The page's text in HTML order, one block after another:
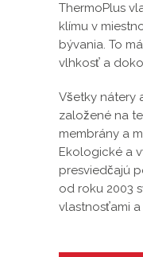
ThermoPlus
klímu v
bývania. To
vlhkosť a
Všetky nátery
založené na
membrány a
Ekologické a
presviedčajú
od roku 2003
vlastnosťami